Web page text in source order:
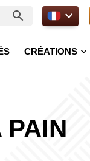
FR.
CRÉATIONS
PAIN